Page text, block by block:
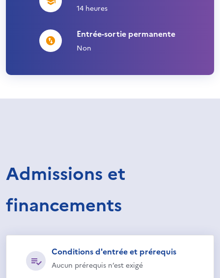
14 heures
Entrée-sortie permanente
Non
Admissions et
financements
Conditions d'entrée et prérequis
Aucun prérequis n’est exigé